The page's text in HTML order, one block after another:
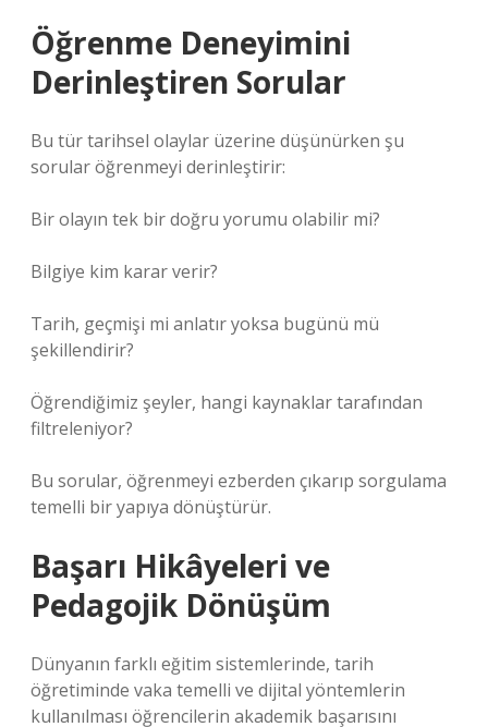
Öğrenme Deneyimini
Derinleştiren Sorular
Bu tür tarihsel olaylar üzerine düşünürken şu
sorular öğrenmeyi derinleştirir:
Bir olayın tek bir doğru yorumu olabilir mi?
Bilgiye kim karar verir?
Tarih, geçmişi mi anlatır yoksa bugünü mü
şekillendirir?
Öğrendiğimiz şeyler, hangi kaynaklar tarafından
filtreleniyor?
Bu sorular, öğrenmeyi ezberden çıkarıp sorgulama
temelli bir yapıya dönüştürür.
Başarı Hikâyeleri ve
Pedagojik Dönüşüm
Dünyanın farklı eğitim sistemlerinde, tarih
öğretiminde vaka temelli ve dijital yöntemlerin
kullanılması öğrencilerin akademik başarısını